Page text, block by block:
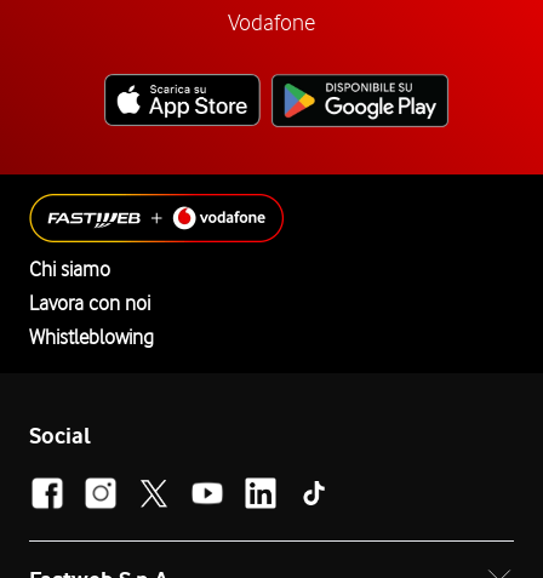
Vodafone
Chi siamo
Lavora con noi
Whistleblowing
Social